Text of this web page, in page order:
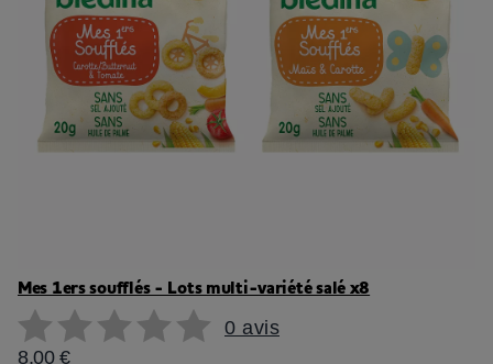
Mes 1ers soufflés - Lots multi-variété salé x8
0 avis
8,00 €